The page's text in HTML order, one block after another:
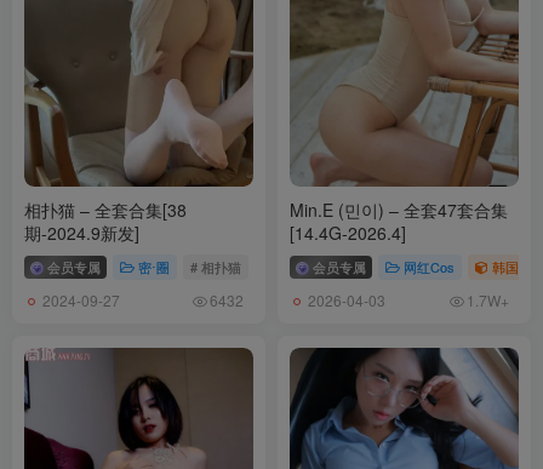
相扑猫 – 全套合集[38
期-2024.9新发]
会员专属 密⋅圈 # 相扑猫
2024-09-27 6432
Min.E (민이) – 全套47套合集
[14.4G-2026.4]
会员专属 网红Cos 韩国（
2026-04-03 1.7W+